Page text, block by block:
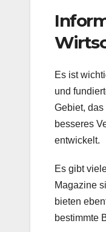
Es ist
und
Gebiet,
besseres
entwickelt.
Es gibt
Magazine
bieten
bestimmte